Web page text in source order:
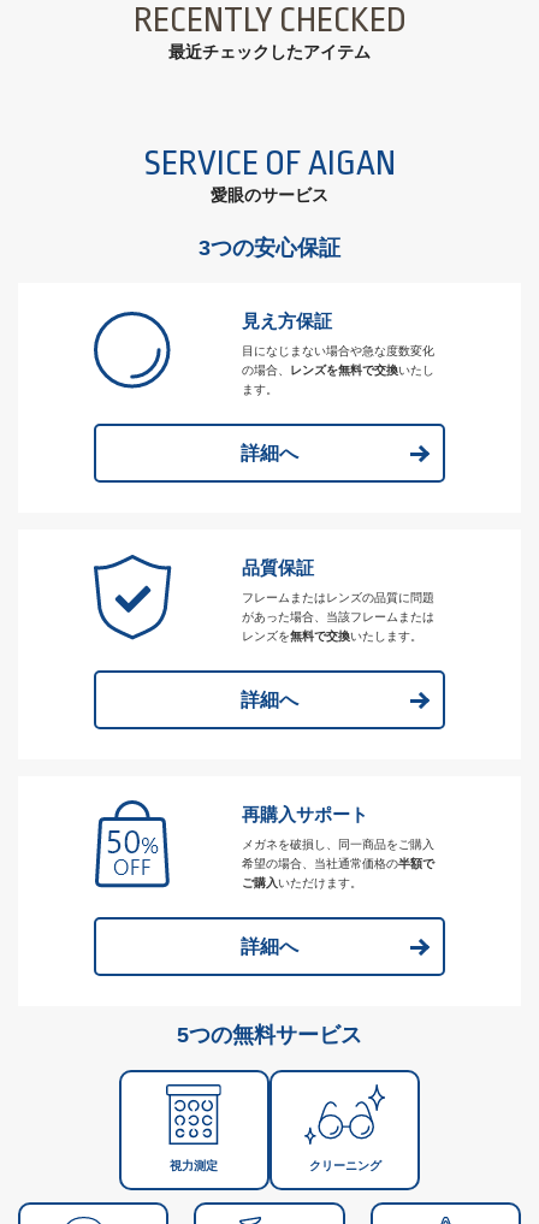
RECENTLY CHECKED
最近チェックしたアイテム
SERVICE OF AIGAN
愛眼のサービス
3つの安心保証
見え方保証
目になじまない場合や急な度数変化
の場合、
レンズを無料で交換いたし
ます。
詳細へ
品質保証
フレームまたはレンズの品質に問題
があった場合、当該フレームまたは
レンズを無料で交換いたします。
詳細へ
再購入サポート
メガネを破損し、同一商品をご購入
希望の場合、当社通常価格の半額で
ご購入いただけます。
詳細へ
5つの無料サービス
視力測定 クリーニング